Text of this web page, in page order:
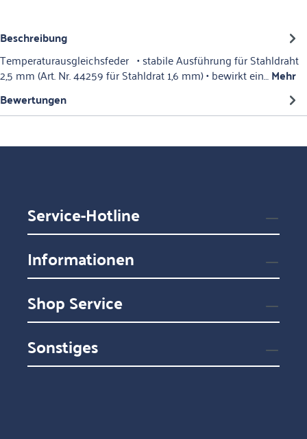
Beschreibung
Temperaturausgleichsfeder • stabile Ausführung für Stahldraht
2,5 mm (Art. Nr. 44259 für Stahldrat 1,6 mm) • bewirkt ein…Mehr
Bewertungen
Service-Hotline
Informationen
Shop Service
Sonstiges